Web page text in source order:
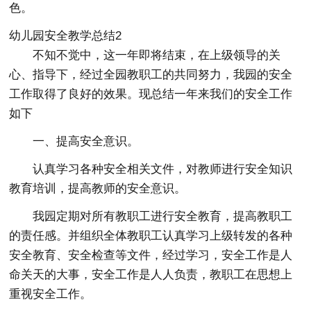
色。
幼儿园安全教学总结2
不知不觉中，这一年即将结束，在上级领导的关
心、指导下，经过全园教职工的共同努力，我园的安全
工作取得了良好的效果。现总结一年来我们的安全工作
如下
一、提高安全意识。
认真学习各种安全相关文件，对教师进行安全知识
教育培训，提高教师的安全意识。
我园定期对所有教职工进行安全教育，提高教职工
的责任感。并组织全体教职工认真学习上级转发的各种
安全教育、安全检查等文件，经过学习，安全工作是人
命关天的大事，安全工作是人人负责，教职工在思想上
重视安全工作。